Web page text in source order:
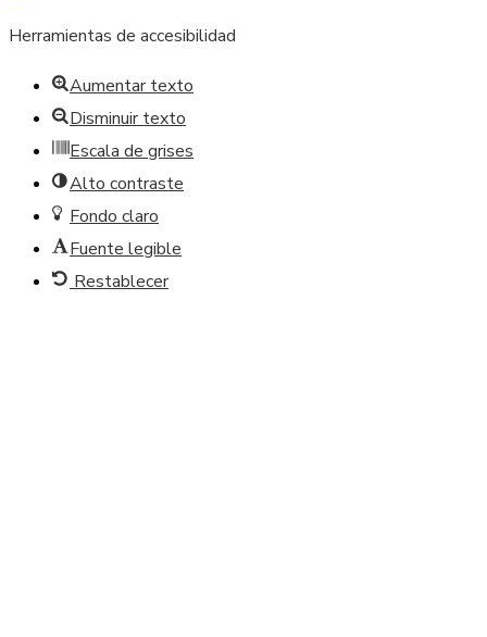
Herramientas de accesibilidad
Aumentar texto
Disminuir texto
Escala de grises
Alto contraste
Fondo claro
Fuente legible
Restablecer